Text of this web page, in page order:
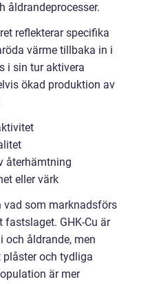
åldrandeprocesser.
reflekterar specifika
värme tillbaka in i
i sin tur aktivera
ökad produktion av
återhämtning
eller värk
som marknadsförs
GHK-Cu är
åldrande, men
och tydliga
är mer